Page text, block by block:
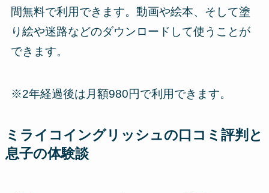
間無料で利用できます。動画や絵本、そして塗
り絵や迷路などのダウンロードして使うことが
できます。
※2年経過後は月額980円で利用できます。
ミライコイングリッシュの口コミ評判と
息子の体験談